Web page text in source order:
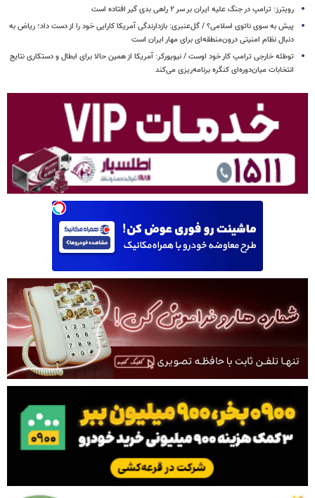
رویترز: ترامپ در جنگ علیه ایران بر سر ۲ راهی بدی گیر افتاده است
پیش به سوی ناتوی اسلامی؟ / گل‌عنبری: بازدارندگی آمریکا کارایی خود را از دست داد؛ ریاض به
دنبال نظام امنیتی درون‌منطقه‌ای برای مهار ایران است
توطئه خارجی ترامپ کار خود اوست / نیویورکر: آمریکا از همین حالا برای ابطال و دستکاری نتایج
انتخابات میان‌دوره‌ای کنگره برنامه‌ریزی می‌کند